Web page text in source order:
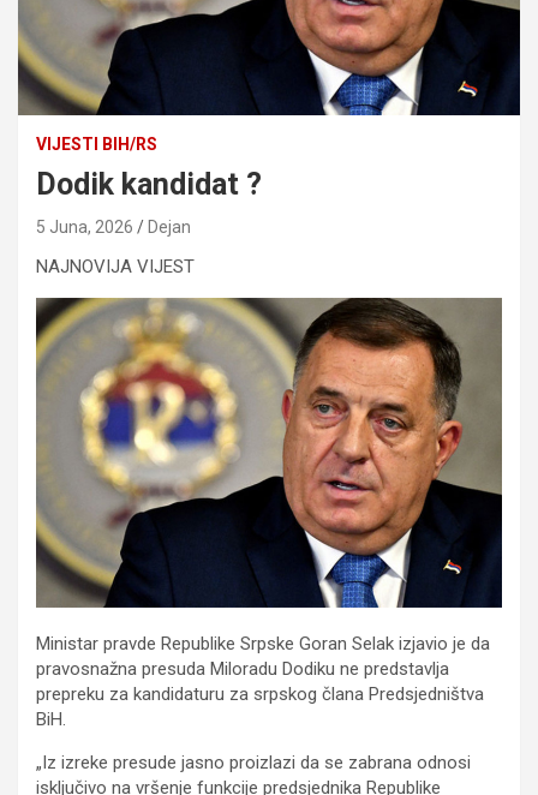
VIJESTI BIH/RS
Dodik kandidat ?
5 Juna, 2026 Dejan
NAJNOVIJA VIJEST
Ministar pravde Republike Srpske Goran Selak izjavio je da
pravosnažna presuda Miloradu Dodiku ne predstavlja
prepreku za kandidaturu za srpskog člana Predsjedništva
BiH.
„Iz izreke presude jasno proizlazi da se zabrana odnosi
isključivo na vršenje funkcije predsjednika Republike